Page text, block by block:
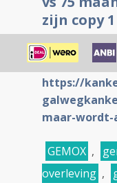
zijn copy 1
Posted 11/02/
Klik voor dit
https://
maar-wordt-
GEMOX ,
overleving ,